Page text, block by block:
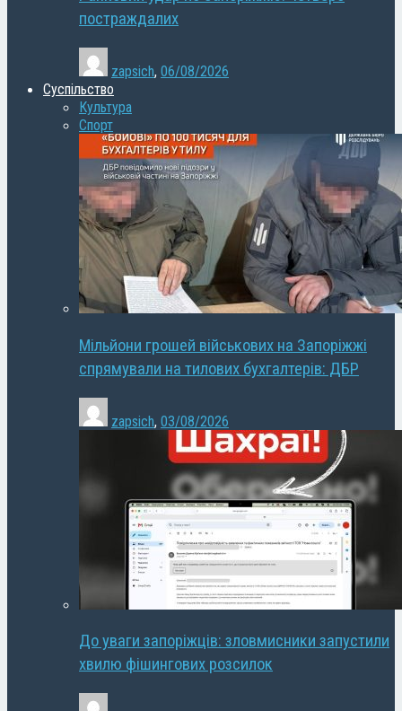
постраждалих
zapsich, 06/08/2026
Суспільство
Культура
Спорт
Мільйони грошей військових на Запоріжжі
спрямували на тилових бухгалтерів: ДБР
zapsich, 03/08/2026
До уваги запоріжців: зловмисники запустили
хвилю фішингових розсилок